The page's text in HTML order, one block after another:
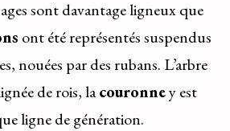
sont davantage ligneux que
ont été représentés suspendus
nouées par des rubans. L’arbre
de rois, lacouronney est
ligne de génération.